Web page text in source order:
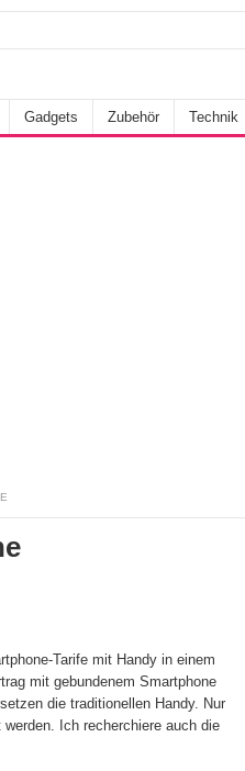
Gadgets Zubehör Technik
Tarife mit Handy in einem
mit gebundenem Smartphone
die traditionellen Handy. Nur
Ich recherchiere auch die